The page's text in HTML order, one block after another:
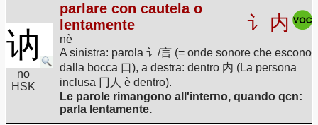
讷
no
HSK
parlare con cautela o
lentamente
nè
讠 内
A sinistra: parola 讠/言 (= onde sonore che escono
dalla bocca 口), a destra: dentro 内 (La persona
inclusa 冂人 è dentro).
Le parole rimangono all'interno, quando qcn:
parla lentamente.